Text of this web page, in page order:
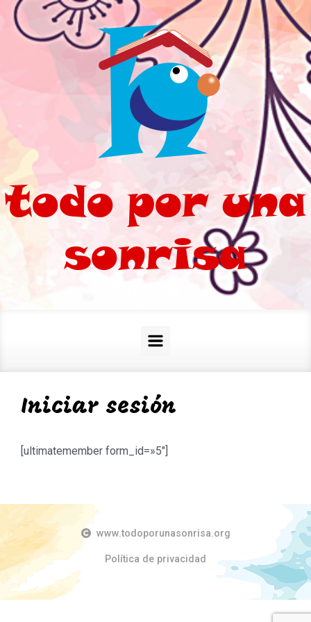
Saltar al contenido principal
todo por una
sonrisa
Iniciar sesión
[ultimatemember form_id=»5″]
www.todoporunasonrisa.org
Política de privacidad